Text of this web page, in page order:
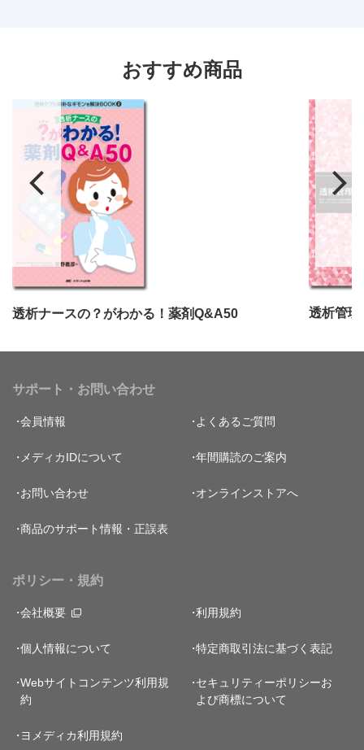
おすすめ商品
透析ナースの？がわかる！薬剤Q&A50 透析管理
サポート・お問い合わせ
会員情報 よくあるご質問
メディカIDについて 年間購読のご案内
お問い合わせ オンラインストアへ
商品のサポート情報・正誤表
ポリシー・規約
会社概要 利用規約
個人情報について 特定商取引法に基づく表記
Webサイトコンテンツ利用規
約
セキュリティーポリシーお
よび商標について
ヨメディカ利用規約